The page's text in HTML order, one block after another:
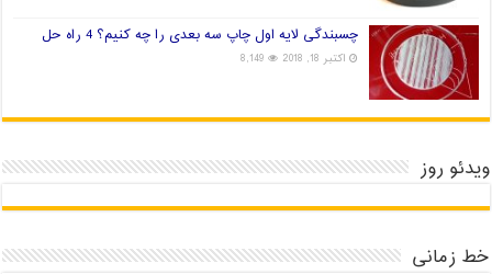
چسبندگی لایه اول چاپ سه بعدی را چه کنیم؟ 4 راه حل
اکتبر 18, 2018 8,149
ویدئو روز
خط زمانی